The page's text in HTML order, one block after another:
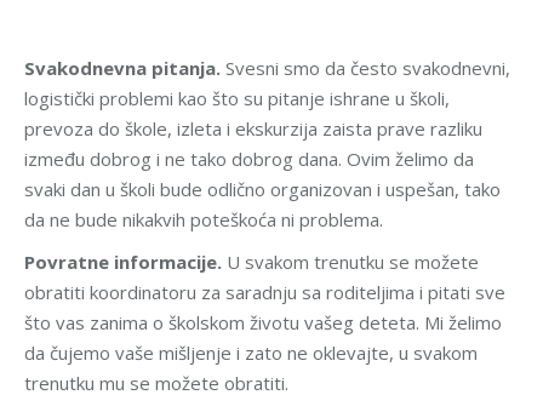
Svakodnevna pitanja. Svesni smo da često svakodnevni,
logistički problemi kao što su pitanje ishrane u školi,
prevoza do škole, izleta i ekskurzija zaista prave razliku
između dobrog i ne tako dobrog dana. Ovim želimo da
svaki dan u školi bude odlično organizovan i uspešan, tako
da ne bude nikakvih poteškoća ni problema.
Povratne informacije. U svakom trenutku se možete
obratiti koordinatoru za saradnju sa roditeljima i pitati sve
što vas zanima o školskom životu vašeg deteta. Mi želimo
da čujemo vaše mišljenje i zato ne oklevajte, u svakom
trenutku mu se možete obratiti.